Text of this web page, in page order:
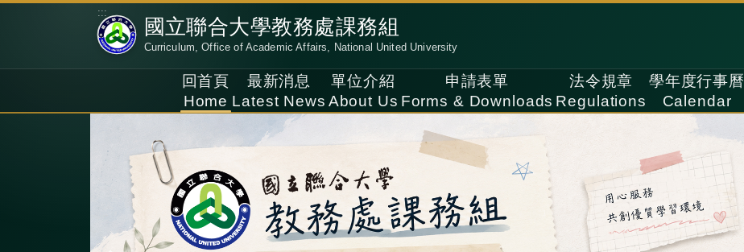
:::
國立聯合大學教務處課務組
Curriculum, Office of Academic Affairs, National United University
回首頁
Home
最新消息
Latest News
單位介紹
About Us
申請表單
Forms & Downloads
法令規章
Regulations
學年度行事曆
Calendar